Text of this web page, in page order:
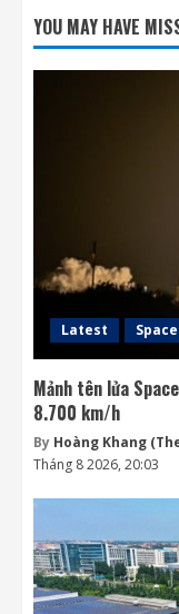
2 6
4
YOU MAY HAVE
Latest
Mảnh tên lửa
8.700 km/h
By Hoàng Khang
Tháng 8 2026, 20:03